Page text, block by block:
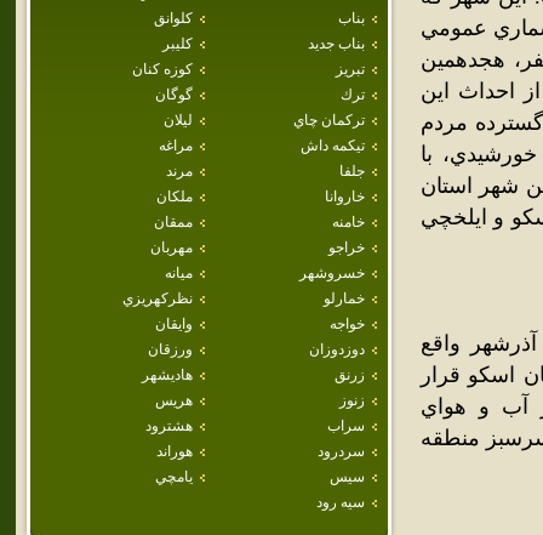
بناب
كلوانق
بناب جديد
كليبر
تبريز
كوزه كنان
ترك
گوگان
تركمان چاي
ليلان
تيكمه داش
مراغه
جلفا
مرند
خاروانا
ملكان
خامنه
ممقان
خراجو
مهربان
خسروشهر
ميانه
خمارلو
نظركهريزي
خواجه
وايقان
دوزدوزان
ورزقان
زرنق
هاديشهر
زنوز
هريس
سراب
هشترود
سردرود
هوراند
سيس
يامچي
سيه رود
عمومي
سال 1385 خورشيدي، با جمعيتي بالغ بر 13,610 نفر، هجدهمين
شرقي محسوب مي‌شود.[1] هدف از احداث اين
مردم
کلان‌شهر رو به رو شد. شهر جديد سهند در تاريخ 5 تير 1387 خورشيدي، با
شهر استان
و ايلخچي
آذرشهر واقع
در شهرستان اسکو قرار
آب و هواي
منطقه